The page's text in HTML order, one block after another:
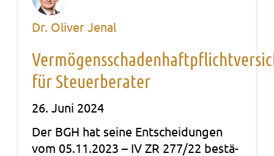
Dr. Oliver Jenal
für Steuerberater
26. Juni 2024
Der BGH hat seine Ent­schei­dun­gen
vom 05.11.2023 – IV ZR 277/22 bestä­